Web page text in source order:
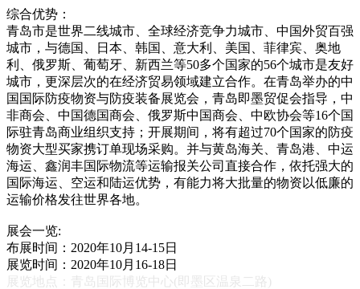
综合优势：
青岛市是世界二线城市、全球经济竞争力城市、中国外贸百强
城市，与德国、日本、韩国、意大利、美国、菲律宾、奥地
利、俄罗斯、葡萄牙、新西兰等50多个国家的56个城市是友好
城市，更深层次的在经济贸易领域建立合作。在青岛举办的中
国国际防疫物资与防疫装备展览会，青岛即墨贸促会指导，中
非商会、中国德国商会、俄罗斯中国商会、中欧协会等16个国
际驻青岛商业组织支持；开展期间，将有超过70个国家的防疫
物资大型买家携订单现场采购。并与黄岛海关、青岛港、中运
海运、鑫润丰国际物流等运输报关公司直接合作，依托强大的
国际海运、空运和陆运优势，有能力将大批量的物资以低廉的
运输价格发往世界各地。
展会一览:
布展时间：2020年10月14-15日
展览时间：2020年10月16-18日
展览地点：青岛国际博览中心(即墨区温泉二路)